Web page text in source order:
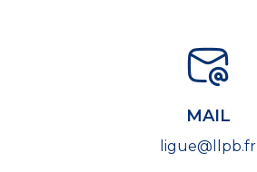
MAIL
ligue@llpb.fr